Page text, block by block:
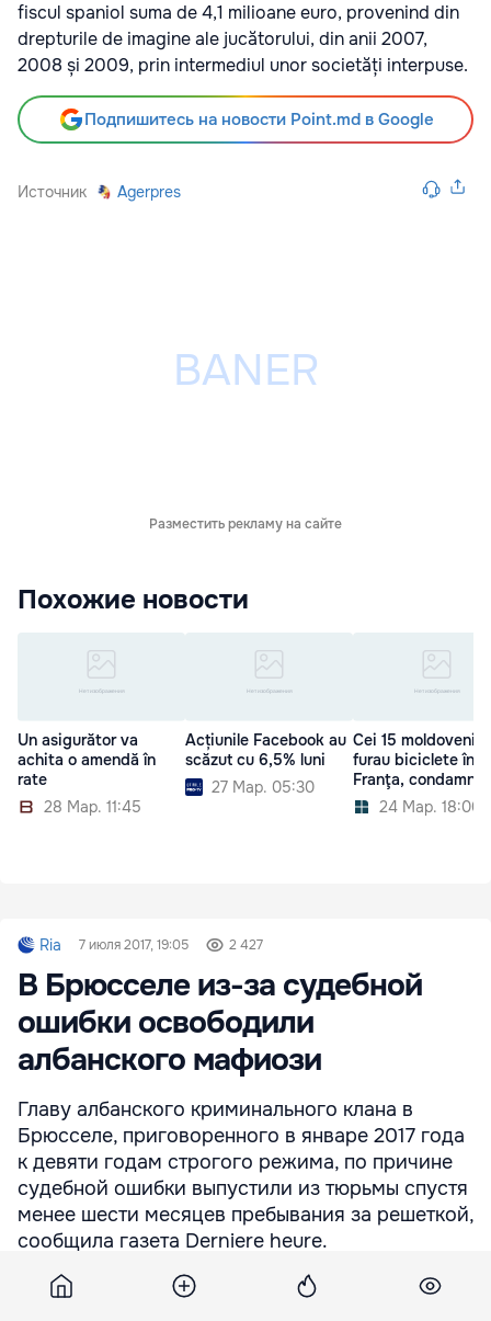
fiscul spaniol suma de 4,1 milioane euro, provenind din
drepturile de imagine ale jucătorului, din anii 2007,
2008 și 2009, prin intermediul unor societăți interpuse.
Подпишитесь на новости Point.md в Google
Источник Agerpres
Разместить рекламу на сайте
Похожие новости
Un asigurător va
achita o amendă în
rate
28 Мар. 11:45
Acțiunile Facebook au
scăzut cu 6,5% luni
27 Мар. 05:30
Cei 15 moldoveni
furau biciclete în
Franţa,
24 Мар. 18:00
Ria 7 июля 2017, 19:05 2 427
В Брюсселе из-за судебной
ошибки освободили
албанского мафиози
Главу албанского криминального клана в
Брюсселе, приговоренного в январе 2017 года
к девяти годам строгого режима, по причине
судебной ошибки выпустили из тюрьмы спустя
менее шести месяцев пребывания за решеткой,
сообщила газета Derniere heure.